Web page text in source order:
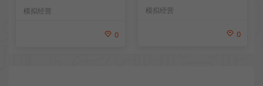
模拟经营
0
戏
模拟经营
0